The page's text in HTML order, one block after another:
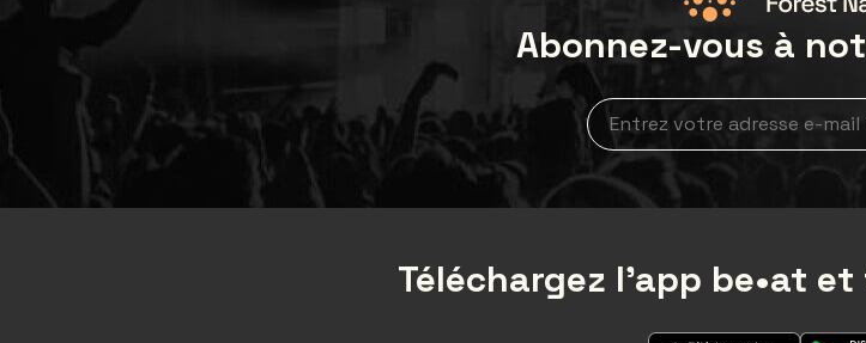
Abonnez-vous à
Inscription à la newsletter
Téléchargez l'app be•at